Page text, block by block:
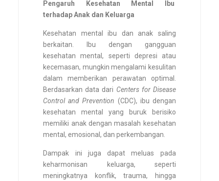
Pengaruh Kesehatan Mental Ibu
terhadap Anak dan Keluarga
Kesehatan mental ibu dan anak saling
berkaitan. Ibu dengan gangguan
kesehatan mental, seperti depresi atau
kecemasan, mungkin mengalami kesulitan
dalam memberikan perawatan optimal.
Berdasarkan data dari Centers for Disease
Control and Prevention (CDC), ibu dengan
kesehatan mental yang buruk berisiko
memiliki anak dengan masalah kesehatan
mental, emosional, dan perkembangan.
Dampak ini juga dapat meluas pada
keharmonisan keluarga, seperti
meningkatnya konflik, trauma, hingga